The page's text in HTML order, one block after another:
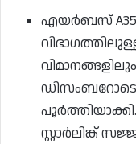
എയർബസ്
ഡിസംബറോടെ)
സ്റ്റാർലിങ്ക്